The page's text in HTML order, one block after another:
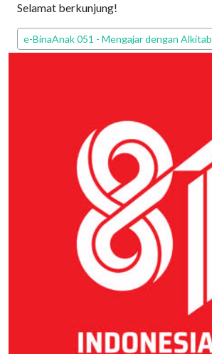
Selamat berkunjung!
Edisi PEPAK
e-BinaAnak 051 - Mengajar dengan Alkitab